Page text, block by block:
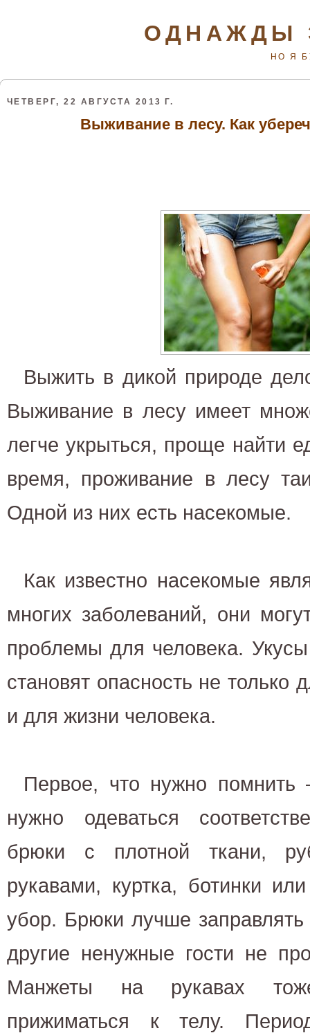
ОДНАЖДЫ
НО Я
ЧЕТВЕРГ, 22 АВГУСТА 2013 Г.
Выживание в лесу. Как
Выжить в дикой природе
Выживание в лесу имеет
легче укрыться, проще найти
время, проживание в лесу
Одной из них есть насекомые.
Как известно насекомые
многих заболеваний, они
проблемы для человека.
становят опасность не только
и для жизни человека.
Первое, что нужно
нужно одеваться
брюки с плотной ткани,
рукавами, куртка, ботинки
убор. Брюки лучше
другие ненужные гости не
Манжеты на рукавах
прижиматься к телу.